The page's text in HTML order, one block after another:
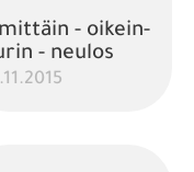
- oikein-
- neulos